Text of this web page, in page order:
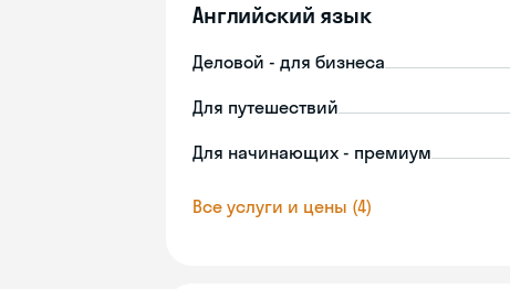
Английский язык
Деловой - для бизнеса
Для путешествий
Для начинающих - премиум
Все услуги и цены (4)